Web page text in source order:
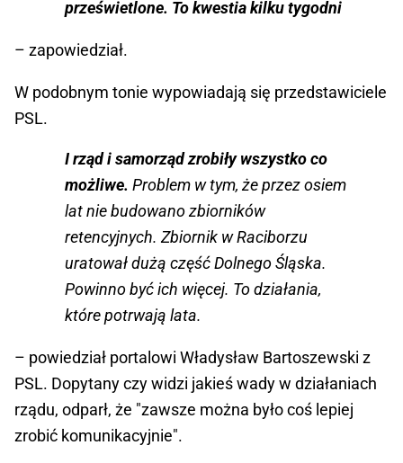
prześwietlone. To kwestia kilku tygodni
– zapowiedział.
W podobnym tonie wypowiadają się przedstawiciele
PSL.
I rząd i samorząd zrobiły wszystko co
możliwe. Problem w tym, że przez osiem
lat nie budowano zbiorników
retencyjnych. Zbiornik w Raciborzu
uratował dużą część Dolnego Śląska.
Powinno być ich więcej. To działania,
które potrwają lata.
– powiedział portalowi Władysław Bartoszewski z
PSL. Dopytany czy widzi jakieś wady w działaniach
rządu, odparł, że "zawsze można było coś lepiej
zrobić komunikacyjnie".